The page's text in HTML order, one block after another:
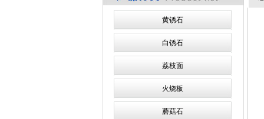
黄锈石
白锈石
荔枝面
火烧板
蘑菇石